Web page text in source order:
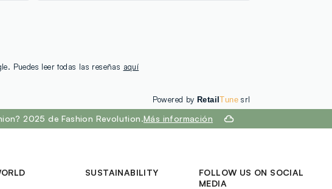
Puedes leer todas las reseñas aquí
Powered by RetailTunesrl
2025 de Fashion Revolution.Más información
SUSTAINABILITY
FOLLOW US ON SOCIAL
MEDIA